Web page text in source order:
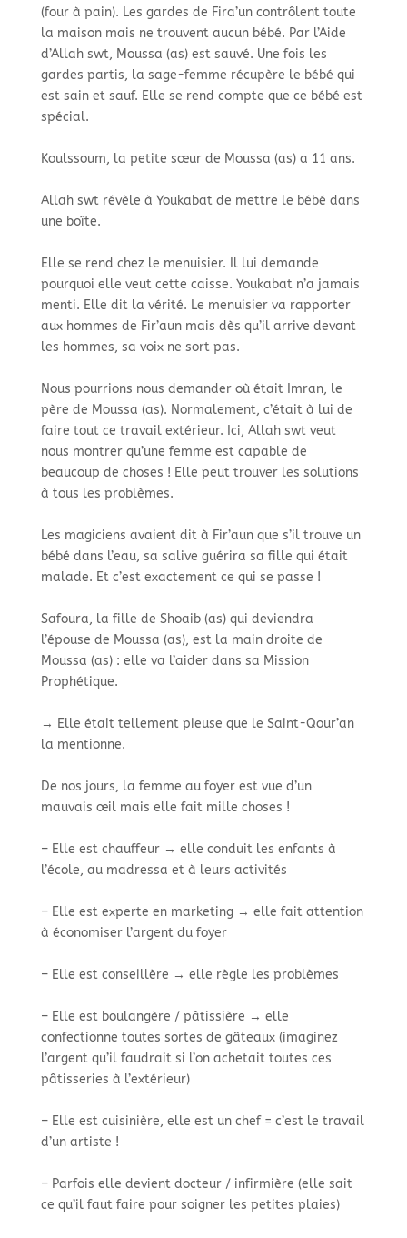
(four à pain). Les gardes de Fira’un contrôlent toute
la maison mais ne trouvent aucun bébé. Par l’Aide
d’Allah swt, Moussa (as) est sauvé. Une fois les
gardes partis, la sage-femme récupère le bébé qui
est sain et sauf. Elle se rend compte que ce bébé est
spécial.
Koulssoum, la petite sœur de Moussa (as) a 11 ans.
Allah swt révèle à Youkabat de mettre le bébé dans
une boîte.
Elle se rend chez le menuisier. Il lui demande
pourquoi elle veut cette caisse. Youkabat n’a jamais
menti. Elle dit la vérité. Le menuisier va rapporter
aux hommes de Fir’aun mais dès qu’il arrive devant
les hommes, sa voix ne sort pas.
Nous pourrions nous demander où était Imran, le
père de Moussa (as). Normalement, c’était à lui de
faire tout ce travail extérieur. Ici, Allah swt veut
nous montrer qu’une femme est capable de
beaucoup de choses ! Elle peut trouver les solutions
à tous les problèmes.
Les magiciens avaient dit à Fir’aun que s’il trouve un
bébé dans l’eau, sa salive guérira sa fille qui était
malade. Et c’est exactement ce qui se passe !
Safoura, la fille de Shoaib (as) qui deviendra
l’épouse de Moussa (as), est la main droite de
Moussa (as) : elle va l’aider dans sa Mission
Prophétique.
→ Elle était tellement pieuse que le Saint-Qour’an
la mentionne.
De nos jours, la femme au foyer est vue d’un
mauvais œil mais elle fait mille choses !
– Elle est chauffeur → elle conduit les enfants à
l’école, au madressa et à leurs activités
– Elle est experte en marketing → elle fait attention
à économiser l’argent du foyer
– Elle est conseillère → elle règle les problèmes
– Elle est boulangère / pâtissière → elle
confectionne toutes sortes de gâteaux (imaginez
l’argent qu’il faudrait si l’on achetait toutes ces
pâtisseries à l’extérieur)
– Elle est cuisinière, elle est un chef = c’est le travail
d’un artiste !
– Parfois elle devient docteur / infirmière (elle sait
ce qu’il faut faire pour soigner les petites plaies)